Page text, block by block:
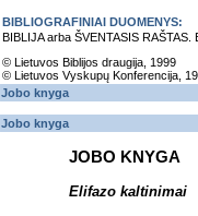
BIBLIOGRAFINIAI DUOMENYS:
BIBLIJA arba ŠVENTASIS
© Lietuvos Biblijos draugija, 1999
© Lietuvos Vyskupų Konferencija,
Jobo knyga
Jobo knyga
JOBO KNYGA
Elifazo kaltinimai